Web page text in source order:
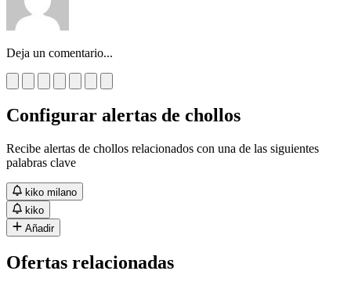
Deja un comentario...
Configurar alertas de chollos
Recibe alertas de chollos relacionados con una de las siguientes
palabras clave
kiko milano
kiko
Añadir
Ofertas relacionadas